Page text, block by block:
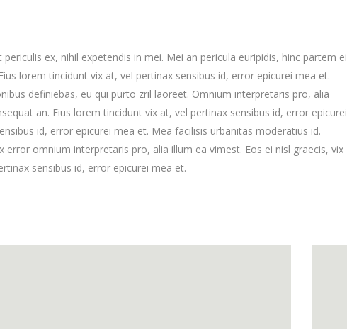
ex, nihil expetendis in mei. Mei an pericula euripidis, hinc partem ei
lorem tincidunt vix at, vel pertinax sensibus id, error epicurei mea et.
definiebas, eu qui purto zril laoreet. Omnium interpretaris pro, alia
an. Eius lorem tincidunt vix at, vel pertinax sensibus id, error epicurei
id, error epicurei mea et. Mea facilisis urbanitas moderatius id.
error omnium interpretaris pro, alia illum ea vimest. Eos ei nisl graecis, vix
sensibus id, error epicurei mea et.